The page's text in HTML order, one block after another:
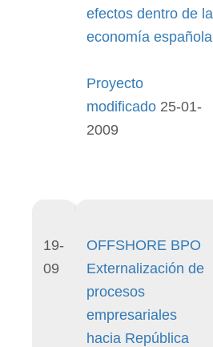
efectos dentro de la
economía española
Proyecto
modificado 25-01-
2009
19-
09
OFFSHORE BPO
Externalización de
procesos
empresariales
hacia República